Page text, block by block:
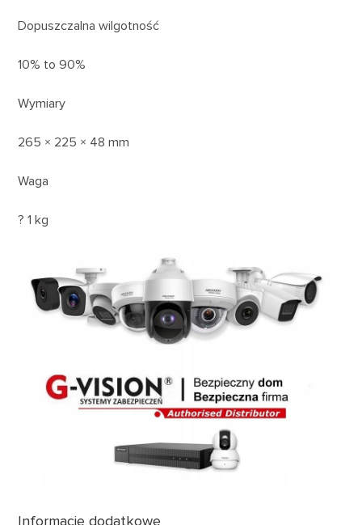
Dopuszczalna wilgotność
10% to 90%
Wymiary
265 × 225 × 48 mm
Waga
? 1 kg
Informacje dodatkowe